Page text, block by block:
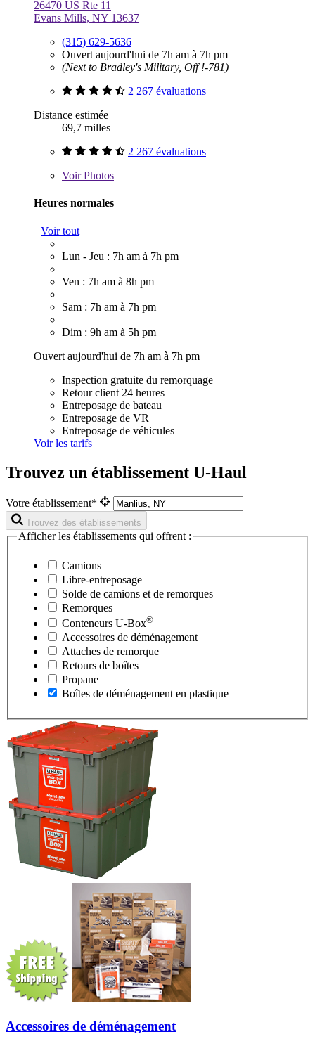
26470 US Rte 11
Evans Mills, NY 13637
(315) 629-5636
Ouvert aujourd'hui de 7h am à 7h pm
(Next to Bradley's Military, Off !-781)
2 267 évaluations
Distance estimée
69,7 milles
2 267 évaluations
VoirPhotos
Heures normales
Voir tout
Lun - Jeu : 7h am à 7h pm
Ven : 7h am à 8h pm
Sam : 7h am à 7h pm
Dim : 9h am à 5h pm
Ouvert aujourd'hui de 7h am à 7h pm
Inspection gratuite du remorquage
Retour client 24 heures
Entreposage de bateau
Entreposage de VR
Entreposage de véhicules
Voir les tarifs
Trouvez un établissement U-Haul
Votre établissement*
Trouvez des établissements
Afficher les établissements qui offrent :
Camions
Libre-entreposage
Solde de camions et de remorques
Remorques
Conteneurs U-Box®
Accessoires de déménagement
Attaches de remorque
Retours de boîtes
Propane
Boîtes de déménagement en plastique
Accessoires de déménagement